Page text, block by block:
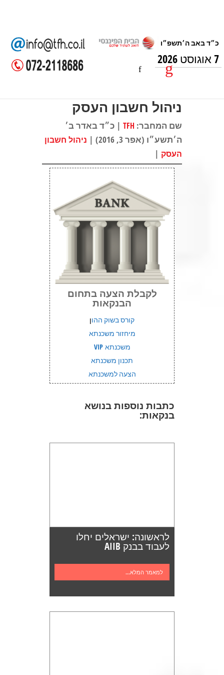
7 אוגוסט 2026
ניהול חשבון העסק
שם המחבר: TFH | כ״ד באדר ב׳
ה׳תשע״ו (אפר 3, 2016) |
ניהול חשבון
העסק |
לקבלת הצעה בתחום
הבנקאות
קורס בשוק ההון
מיחזור משכנתא
משכנתא VIP
תכנון משכנתא
הצעה למשכנתא
כתבות נוספות בנושא
בנקאות:
לראשונה: ישראלים יחלו
לעבוד בבנק AIIB
למאמר המלא...